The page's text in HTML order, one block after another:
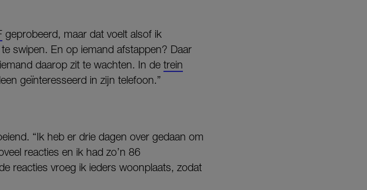
geprobeerd, maar dat voelt alsof ik
swipen. En op iemand afstappen? Daar
daarop zit te wachten. In de trein
geïnteresseerd in zijn telefoon.”
“Ik heb er drie dagen over gedaan om
reacties en ik had zo’n 86
reacties vroeg ik ieders woonplaats, zodat